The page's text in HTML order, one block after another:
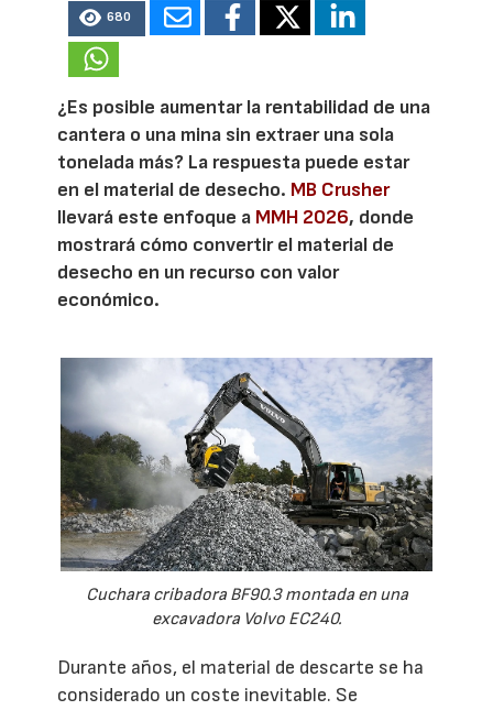
680
¿Es posible aumentar la rentabilidad de una
cantera o una mina sin extraer una sola
tonelada más? La respuesta puede estar
en el material de desecho. MB Crusher
llevará este enfoque a MMH 2026, donde
mostrará cómo convertir el material de
desecho en un recurso con valor
económico.
Cuchara cribadora BF90.3 montada en una
excavadora Volvo EC240.
Durante años, el material de descarte se ha
considerado un coste inevitable. Se